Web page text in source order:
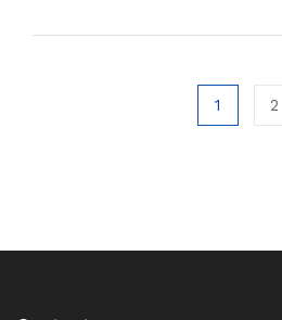
1 2